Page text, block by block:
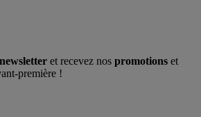
newsletter et recevez nos promotions et
première !